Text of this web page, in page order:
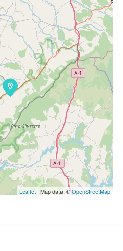
Leaflet | Map data: ©OpenStreetMap